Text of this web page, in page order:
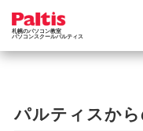
札幌のパソコン教室
パソコンスクールパルティス
パルティスか